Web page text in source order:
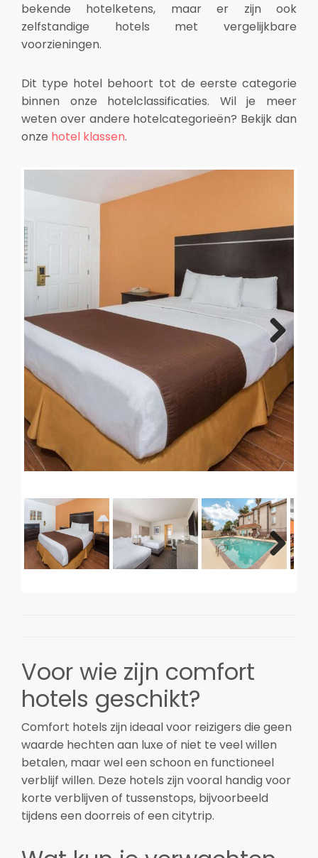
bekende hotelketens, maar er zijn ook
zelfstandige hotels met vergelijkbare
voorzieningen.
Dit type hotel behoort tot de eerste categorie
binnen onze hotelclassificaties. Wil je meer
weten over andere hotelcategorieën? Bekijk dan
onze hotel klassen.
Voor wie zijn comfort
hotels geschikt?
Comfort hotels zijn ideaal voor reizigers die geen
waarde hechten aan luxe of niet te veel willen
betalen, maar wel een schoon en functioneel
verblijf willen. Deze hotels zijn vooral handig voor
korte verblijven of tussenstops, bijvoorbeeld
tijdens een doorreis of een citytrip.